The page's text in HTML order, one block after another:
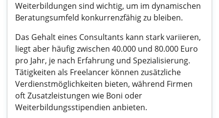
Weiterbildungen sind wichtig, um im dynamischen
Beratungsumfeld konkurrenzfähig zu bleiben.
Das Gehalt eines Consultants kann stark variieren,
liegt aber häufig zwischen 40.000 und 80.000 Euro
pro Jahr, je nach Erfahrung und Spezialisierung.
Tätigkeiten als Freelancer können zusätzliche
Verdienstmöglichkeiten bieten, während Firmen
oft Zusatzleistungen wie Boni oder
Weiterbildungsstipendien anbieten.